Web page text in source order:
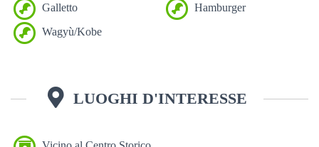
Galletto Hamburger
Wagyù/Kobe
LUOGHI D'INTERESSE